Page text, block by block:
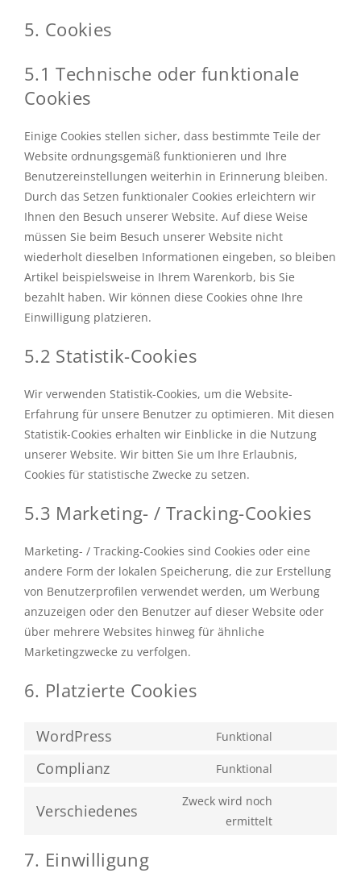
5. Cookies
5.1 Technische oder funktionale
Cookies
Einige Cookies stellen sicher, dass bestimmte Teile der
Website ordnungsgemäß funktionieren und Ihre
Benutzereinstellungen weiterhin in Erinnerung bleiben.
Durch das Setzen funktionaler Cookies erleichtern wir
Ihnen den Besuch unserer Website. Auf diese Weise
müssen Sie beim Besuch unserer Website nicht
wiederholt dieselben Informationen eingeben, so bleiben
Artikel beispielsweise in Ihrem Warenkorb, bis Sie
bezahlt haben. Wir können diese Cookies ohne Ihre
Einwilligung platzieren.
5.2 Statistik-Cookies
Wir verwenden Statistik-Cookies, um die Website-
Erfahrung für unsere Benutzer zu optimieren. Mit diesen
Statistik-Cookies erhalten wir Einblicke in die Nutzung
unserer Website. Wir bitten Sie um Ihre Erlaubnis,
Cookies für statistische Zwecke zu setzen.
5.3 Marketing- / Tracking-Cookies
Marketing- / Tracking-Cookies sind Cookies oder eine
andere Form der lokalen Speicherung, die zur Erstellung
von Benutzerprofilen verwendet werden, um Werbung
anzuzeigen oder den Benutzer auf dieser Website oder
über mehrere Websites hinweg für ähnliche
Marketingzwecke zu verfolgen.
6. Platzierte Cookies
WordPress Funktional
Complianz Funktional
Verschiedenes
Zweck wird noch
ermittelt
7. Einwilligung